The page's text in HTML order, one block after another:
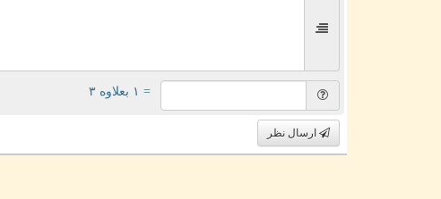
= ۱ بعلاوه ۳
ارسال نظر